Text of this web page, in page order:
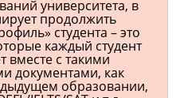
университета, в
продолжить
студента – это
каждый студент
вместе с такими
документами, как
образовании,